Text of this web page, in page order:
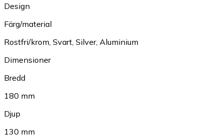
Design
Färg/material
Rostfri/krom Svart Silver, Aluminium
Dimensioner
Bredd
180 mm
Djup
130 mm